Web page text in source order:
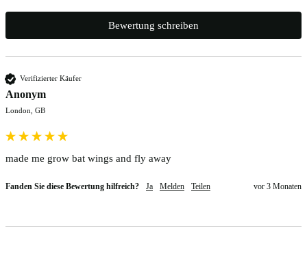
Bewertung schreiben
Verifizierter Käufer
Anonym
London, GB
made me grow bat wings and fly away
Fanden Sie diese Bewertung hilfreich? Ja Melden Teilen vor 3 Monaten